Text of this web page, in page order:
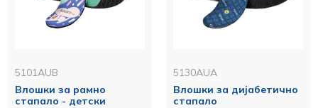
5101AUB
Влошки за рамно
стапало - детски
5130AUA
Влошки за дијабетично
стапало